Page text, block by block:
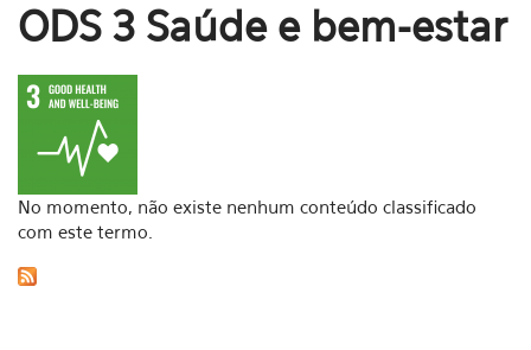
ODS 3 Saúde e bem-estar
No momento, não existe nenhum conteúdo classificado
com este termo.